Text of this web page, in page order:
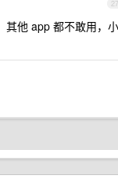
27
其他 app 都不敢用，小